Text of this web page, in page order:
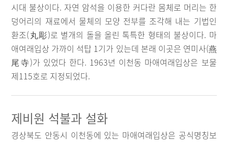
시대 불상이다. 자연 암석을 이용한 커다란 몸체로 머리는 한
덩어리의 재료에서 물체의 모양 전부를 조각해 내는 기법인
환조(丸彫)로 별개의 돌을 올린 톡특한 형태의 불상이다. 마
애여래입상 가까이 석탑 1기가 있는데 본래 이곳은 연미사(燕
尾寺)가 있었다 한다. 1963년 이천동 마애여래입상은 보물
제115호로 지정되었다.
제비원 석불과 설화
경상북도 안동시 이천동에 있는 마애여래입상은 공식명칭보